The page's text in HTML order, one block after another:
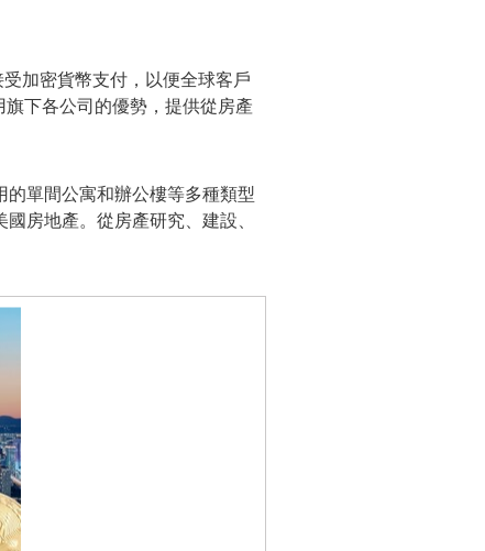
加密貨幣支付，以便全球客戶
下各公司的優勢，提供從房產
單間公寓和辦公樓等多種類型
房地產。從房產研究、建設、